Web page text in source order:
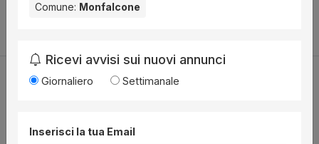
Utilità
Comune: Monfalcone
Ricevi avvisi sui nuovi annunci
Giornaliero Settimanale
Inserisci la tua Email